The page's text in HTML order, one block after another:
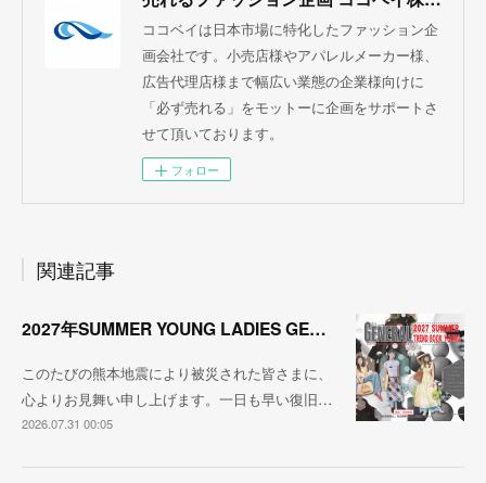
ココベイは日本市場に特化したファッション企
画会社です。小売店様やアパレルメーカー様、
広告代理店様まで幅広い業態の企業様向けに
「必ず売れる」をモットーに企画をサポートさ
せて頂いております。
フォロー
関連記事
2027年SUMMER YOUNG LADIES GENERAL TREND
このたびの熊本地震により被災された皆さまに、
心よりお見舞い申し上げます。一日も早い復旧…
2026.07.31 00:05